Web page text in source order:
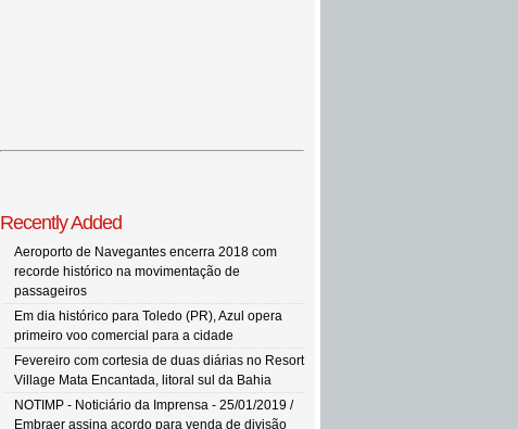
Recently Added
Aeroporto de Navegantes encerra 2018 com
recorde histórico na movimentação de
passageiros
Em dia histórico para Toledo (PR), Azul opera
primeiro voo comercial para a cidade
Fevereiro com cortesia de duas diárias no Resort
Village Mata Encantada, litoral sul da Bahia
NOTIMP - Noticiário da Imprensa - 25/01/2019 /
Embraer assina acordo para venda de divisão